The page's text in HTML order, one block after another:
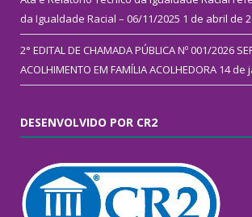
da Igualdade Racial – 06/11/2025 1 de abril de
2° EDITAL DE CHAMADA PÚBLICA Nº 001/2026
ACOLHIMENTO EM FAMÍLIA ACOLHEDORA 14 de
DESENVOLVIDO POR CR2